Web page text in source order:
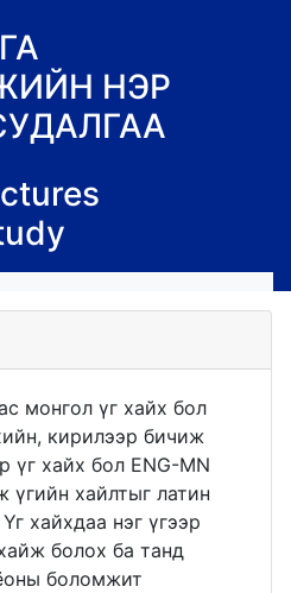
НЭР
монгол үг хайх бол
кирилээр бичиж
үг хайх бол ENG-MN
хайлтыг латин
хайхдаа нэг үгээр
болох ба танд
боломжит